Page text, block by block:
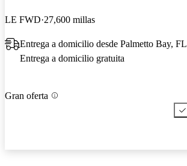
LE FWD 27,600 millas
Entrega a domicilio desde Palmetto Bay, FL
Entrega a domicilio gratuita
Gran oferta